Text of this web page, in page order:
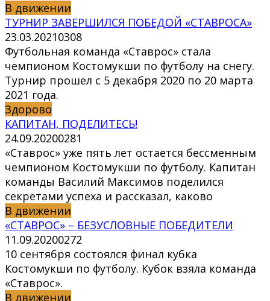
В движении
ТУРНИР ЗАВЕРШИЛСЯ ПОБЕДОЙ «СТАВРОСА»
23.03.20210308
Футбольная команда «Ставрос» стала
чемпионом Костомукши по футболу на снегу.
Турнир прошел с 5 декабря 2020 по 20 марта
2021 года.
Здорово
КАПИТАН, ПОДЕЛИТЕСЬ!
24.09.20200281
«Ставрос» уже пять лет остается бессменным
чемпионом Костомукши по футболу. Капитан
команды Василий Максимов поделился
секретами успеха и рассказал, каково
В движении
«СТАВРОС» – БЕЗУСЛОВНЫЕ ПОБЕДИТЕЛИ
11.09.20200272
10 сентября состоялся финал кубка
Костомукши по футболу. Кубок взяла команда
«Ставрос».
В движении